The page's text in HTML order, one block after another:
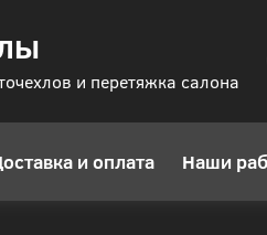
и перетяжка салона
и оплата Наши